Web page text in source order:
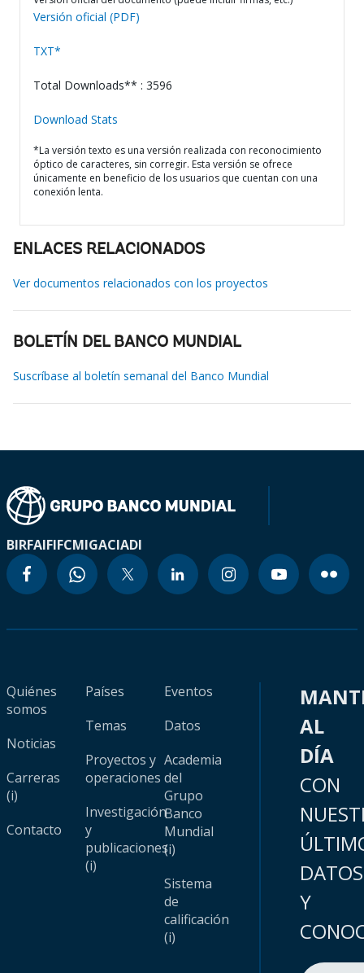
Versión oficial (PDF)
TXT*
Total Downloads** : 3596
Download Stats
*La versión texto es una versión realizada con reconocimiento
óptico de caracteres, sin corregir. Esta versión se ofrece
únicamente en beneficio de los usuarios que cuentan con una
conexión lenta.
ENLACES RELACIONADOS
Ver documentos relacionados con los proyectos
BOLETÍN DEL BANCO MUNDIAL
Suscríbase al boletín semanal del Banco Mundial
BIRFAIFIFCMIGACIADI
Quiénes
somos
Noticias
Carreras
(i)
Contacto
Países
Temas
Proyectos y
operaciones
Investigación
y
publicaciones
(i)
Eventos
Datos
Academia
del
Grupo
Banco
Mundial
(i)
Sistema
de
calificación
(i)
AL
DÍA
CON
DATOS
Y